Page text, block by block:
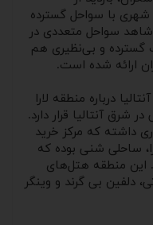
شهری با سواحل گسترده
سواحل متعددی در
گسترده و بی‌نظیری هم
ارائه شده است.
درباره منطقه لارا
شرق آنتالیا قرار دارد.
داشته که مرکز خرید
ساحلی شنی بوده که
این منطقه هتل‌های
دلفین بی گرند و وینگر